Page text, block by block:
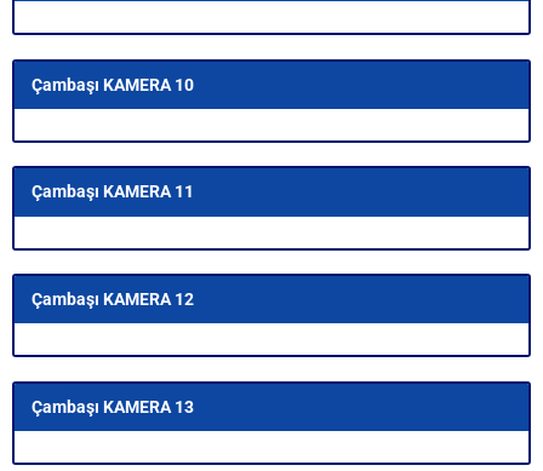
Çambaşı KAMERA 10
Çambaşı KAMERA 11
Çambaşı KAMERA 12
Çambaşı KAMERA 13